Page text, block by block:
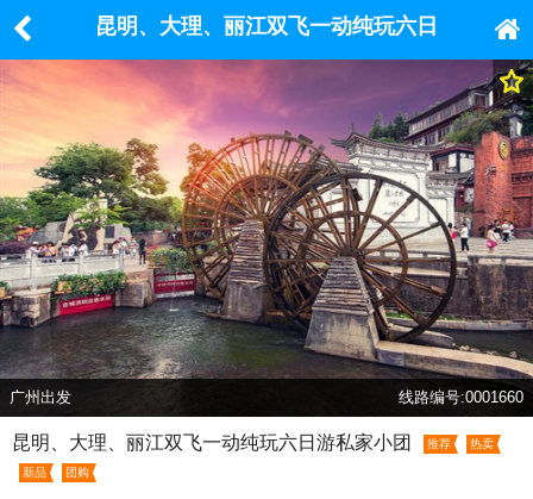
昆明、大理、丽江双飞一动纯玩六日
游私家小团
广州出发 线路编号:0001660
昆明、大理、丽江双飞一动纯玩六日游私家小团 推荐 热卖
新品 团购